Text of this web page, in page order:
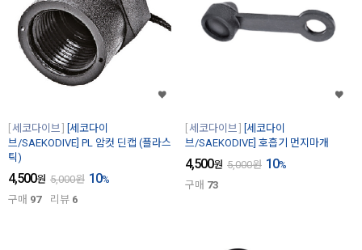
세코다이브
[세코다이
브/SAEKODIVE] PL 암컷 딘캡 (플라스
틱)
4,500원 5,000원 10%
구매 97 리뷰 6
세코다이브
[세코다이
브/SAEKODIVE] 호흡기 먼지마개
4,500원 5,000원 10%
구매 73